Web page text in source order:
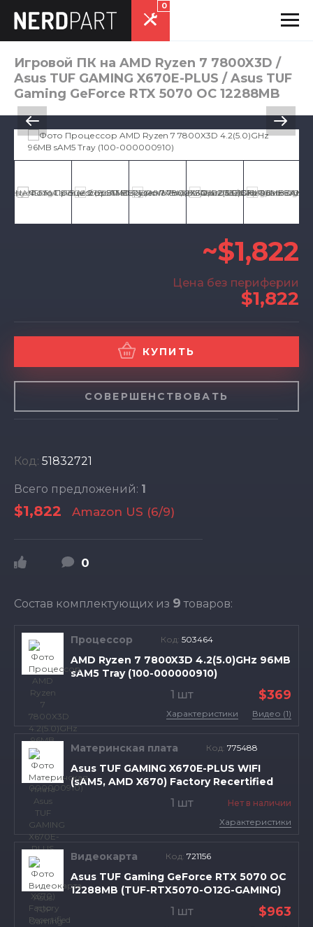
0
Игровой ПК на AMD Ryzen 7 7800X3D /
Asus TUF GAMING X670E-PLUS / Asus TUF
Gaming GeForce RTX 5070 OC 12288MB
Код: 51832721
Всего предложений: 1
$1,822 Amazon US (6/9)
0
~$1,822
Цена без периферии
$1,822
КУПИТЬ
СОВЕРШЕНСТВОВАТЬ
Состав комплектующих из 9 товаров:
Процессор Код: 503464
AMD Ryzen 7 7800X3D 4.2(5.0)GHz 96MB
sAM5 Tray (100-000000910)
1 шт $369
Характеристики Видео (1)
Материнская плата Код: 775488
Asus TUF GAMING X670E-PLUS WIFI
(sAM5, AMD X670) Factory Recertified
1 шт
Нет в наличии
Характеристики
Видеокарта Код: 721156
Asus TUF Gaming GeForce RTX 5070 OC
12288MB (TUF-RTX5070-O12G-GAMING)
1 шт $963